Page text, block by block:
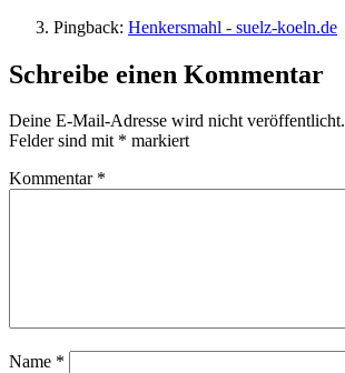
Pingback: Henkersmahl - suelz-koeln.de
Schreibe einen Kommentar
Deine E-Mail-Adresse wird nicht veröffentlicht.
Felder sind mit * markiert
Kommentar *
Name *